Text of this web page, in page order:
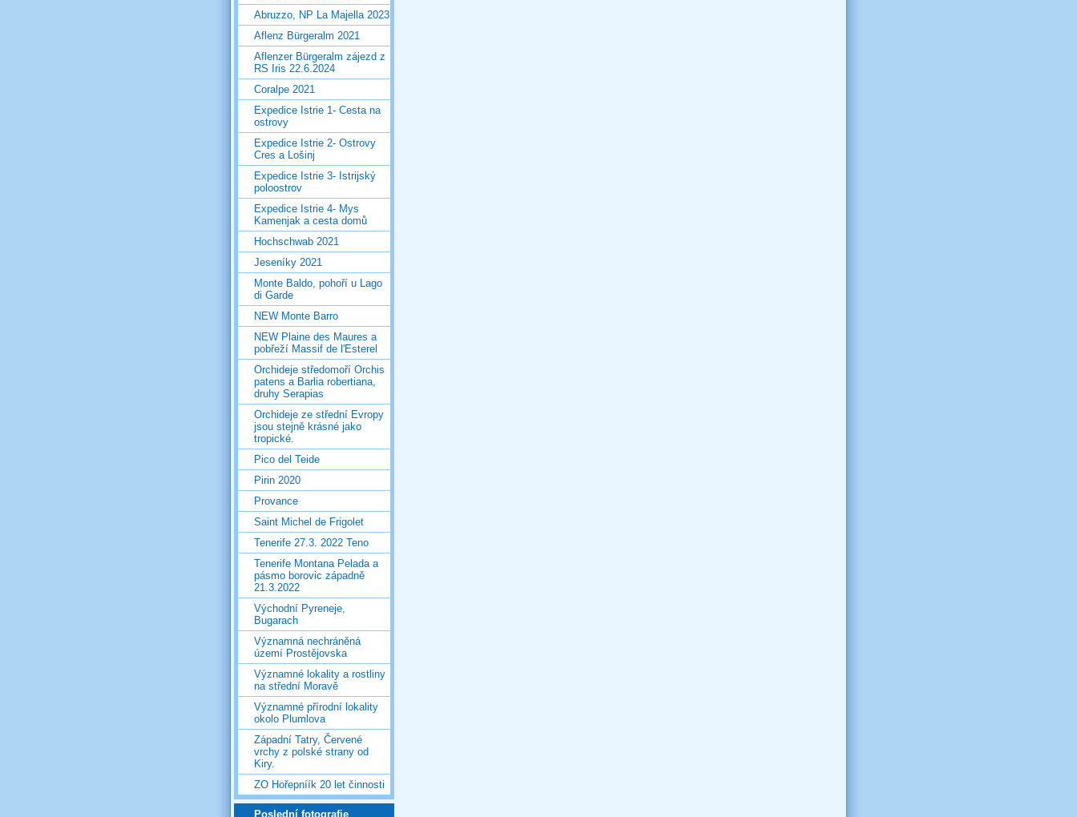
Abruzzo, NP La Majella 2023
Aflenz Bürgeralm 2021
Aflenzer Bürgeralm zájezd z
RS Iris 22.6.2024
Coralpe 2021
Expedice Istrie 1- Cesta na
ostrovy
Expedice Istrie 2- Ostrovy
Cres a Lošinj
Expedice Istrie 3- Istrijský
poloostrov
Expedice Istrie 4- Mys
Kamenjak a cesta domů
Hochschwab 2021
Jeseníky 2021
Monte Baldo, pohoří u Lago
di Garde
NEW Monte Barro
NEW Plaine des Maures a
pobřeží Massif de l'Esterel
Orchideje středomoří Orchis
patens a Barlia robertiana,
druhy Serapias
Orchideje ze střední Evropy
jsou stejně krásné jako
tropické.
Pico del Teide
Pirin 2020
Provance
Saint Michel de Frigolet
Tenerife 27.3. 2022 Teno
Tenerife Montana Pelada a
pásmo borovic západně
21.3.2022
Východní Pyreneje,
Bugarach
Významná nechráněná
území Prostějovska
Významné lokality a rostliny
na střední Moravě
Významné přírodní lokality
okolo Plumlova
Západní Tatry, Červené
vrchy z polské strany od
Kiry.
ZO Hořepníík 20 let činnosti
Poslední fotografie